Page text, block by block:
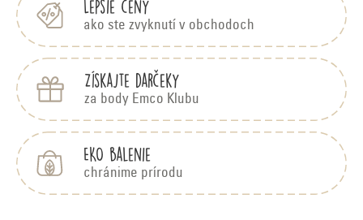
e
p
r
v
y
v
o
v
a
n
Lepšie ceny
ako ste zvyknutí v obchodoch
Získajte darčeky
za body Emco Klubu
EKO balenie
chránime prírodu